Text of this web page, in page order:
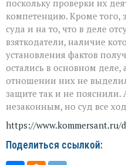
поскольку проверки их
компетенцию. Кроме того,
суда и на то, что в деле
взяткодатели, наличие
установления фактов
остались в основном
отношении них не
защите так и не пояснили.
незаконным, но суд все
https://www.kommersant.ru/
Поделиться ссылкой: